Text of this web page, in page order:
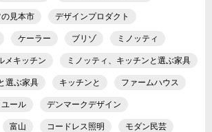
の見本市 デザインプロダクト
ケーラー ブリゾ ミノッティ
メキッチン ミノッティ、キッチンと選ぶ家具
選ぶ家具 キッチンと ファームハウス
ール デンマークデザイン
富山 コードレス照明 モダン民芸